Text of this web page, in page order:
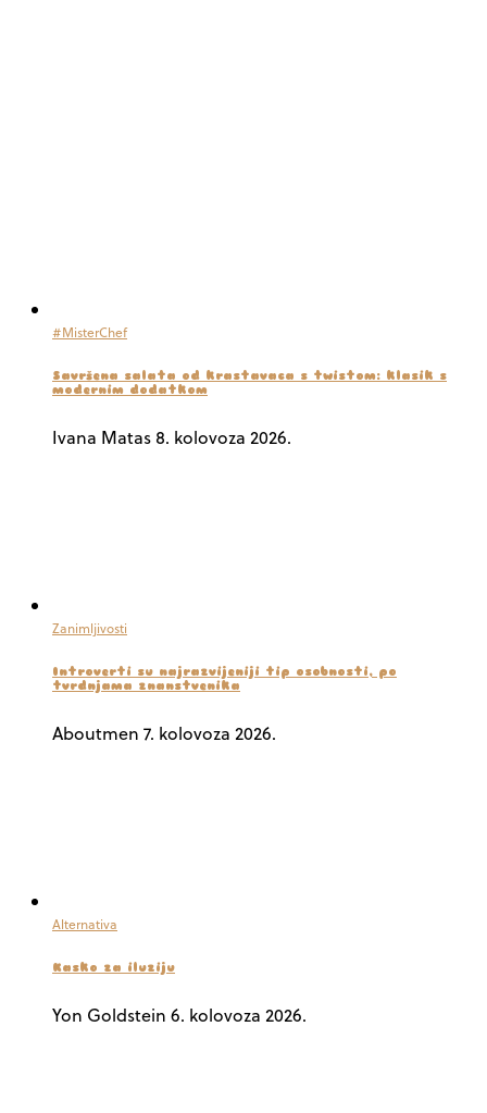
#MisterChef
Savršena salata od krastavaca s twistom: klasik s
modernim dodatkom
Ivana Matas 8. kolovoza 2026.
Zanimljivosti
Introverti su najrazvijeniji tip osobnosti, po
tvrdnjama znanstvenika
Aboutmen 7. kolovoza 2026.
Alternativa
Kasko za iluziju
Yon Goldstein 6. kolovoza 2026.